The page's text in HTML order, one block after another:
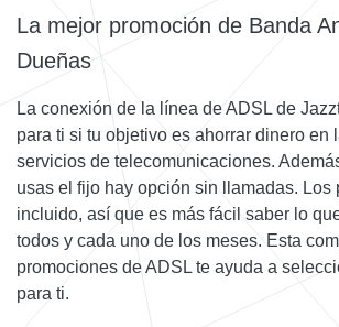
La mejor promoción de Banda
Dueñas
La conexión de la línea de ADSL de
para ti si tu objetivo es ahorrar dinero en
servicios de telecomunicaciones.
usas el fijo hay opción sin llamadas. Los
incluido, así que es más fácil saber lo
todos y cada uno de los meses. Esta
promociones de ADSL te ayuda a
para ti.